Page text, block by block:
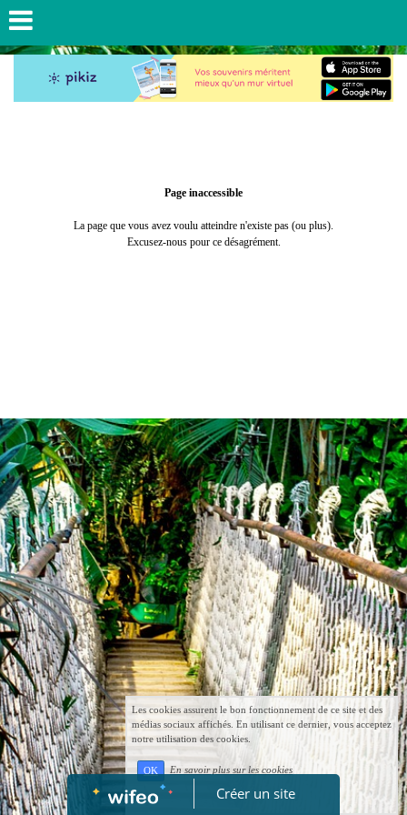
Page inaccessible
La page que vous avez voulu atteindre n'existe pas (ou plus).
Excusez-nous pour ce désagrément.
Créer un site
Les cookies assurent le bon fonctionnement de ce site et des
médias sociaux affichés. En utilisant ce dernier, vous acceptez
notre utilisation des cookies.
OK En savoir plus sur les cookies